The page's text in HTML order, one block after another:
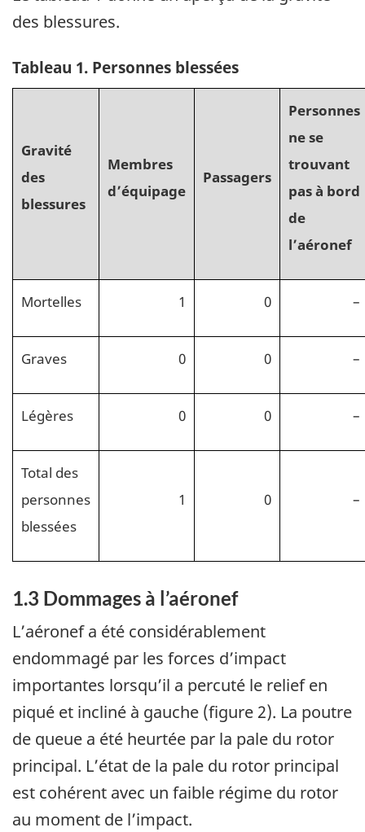
des blessures.
Tableau 1. Personnes blessées
Gravité
des
blessures
Membres
d’équipage
Passagers
Personnes
ne se
trouvant
pas à bord
de
l’aéronef
Mortelles 1 0 –
Graves 0 0 –
Légères 0 0 –
Total des
personnes
blessées
1 0 –
1.3 Dommages à l’aéronef
L’aéronef a été considérablement
endommagé par les forces d’impact
importantes lorsqu’il a percuté le relief en
piqué et incliné à gauche (figure 2). La poutre
de queue a été heurtée par la pale du rotor
principal. L’état de la pale du rotor principal
est cohérent avec un faible régime du rotor
au moment de l’impact.